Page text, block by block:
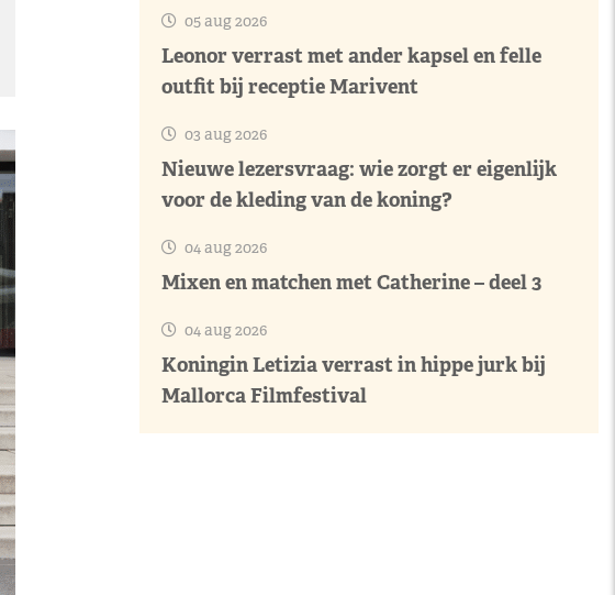
05 aug 2026
Leonor verrast met ander kapsel en felle
outfit bij receptie Marivent
03 aug 2026
Nieuwe lezersvraag: wie zorgt er eigenlijk
voor de kleding van de koning?
04 aug 2026
Mixen en matchen met Catherine – deel 3
04 aug 2026
Koningin Letizia verrast in hippe jurk bij
Mallorca Filmfestival